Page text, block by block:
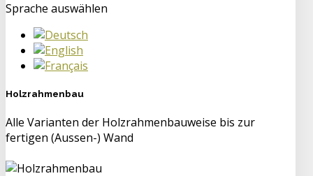
Sprache auswählen
Holzrahmenbau
Alle Varianten der Holzrahmenbauweise bis zur
fertigen (Aussen-) Wand